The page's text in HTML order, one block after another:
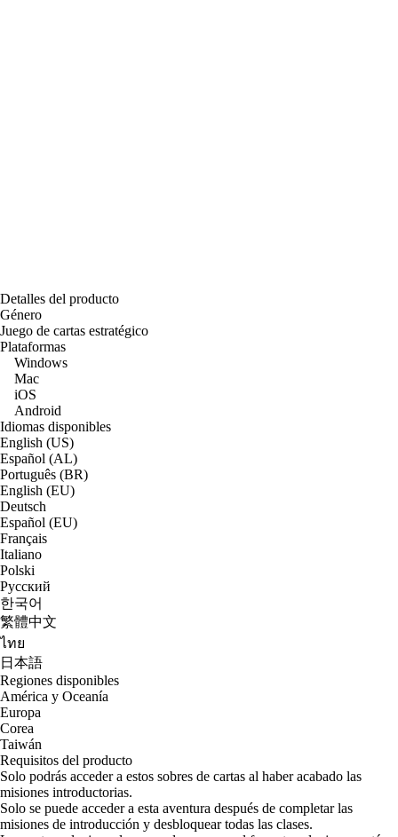
Detalles del producto
Género
Juego de cartas estratégico
Plataformas
Windows
Mac
iOS
Android
Idiomas disponibles
English (US)
Español (AL)
Português (BR)
English (EU)
Deutsch
Español (EU)
Français
Italiano
Polski
Русский
한국어
繁體中文
ไทย
日本語
Regiones disponibles
América y Oceanía
Europa
Corea
Taiwán
Requisitos del producto
Solo podrás acceder a estos sobres de cartas al haber acabado las
misiones introductorias.
Solo se puede acceder a esta aventura después de completar las
misiones de introducción y desbloquear todas las clases.